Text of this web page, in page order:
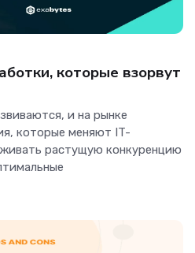
которые взорвут
и на рынке
которые меняют IT-
растущую конкуренцию